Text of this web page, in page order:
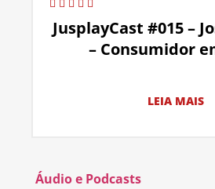
JusplayCast #015 –
– Consumidor
LEIA MAIS
Áudio e Podcasts